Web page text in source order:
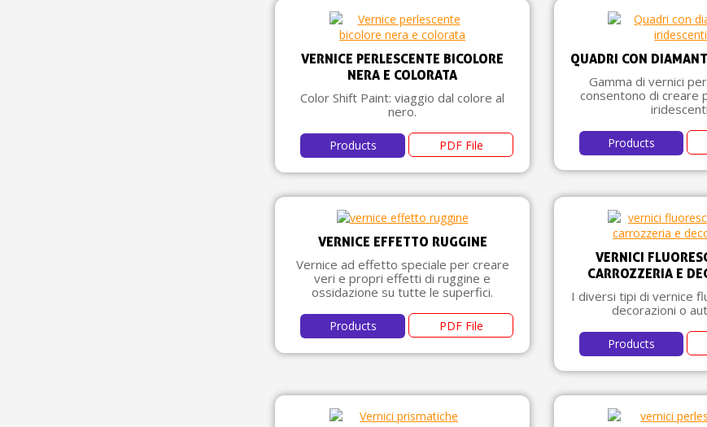
VERNICE PERLESCENTE BICOLORE
NERA E COLORATA
Color Shift Paint: viaggio dal colore al
nero.
Products PDF File
QUADRI CON
Gamma di vernici
consentono di creare
Products
VERNICE EFFETTO RUGGINE
Vernice ad effetto speciale per creare
veri e propri effetti di ruggine e
ossidazione su tutte le superfici.
Products PDF File
VERNICI
CARROZZERIA E
I diversi tipi di vernice
decorazioni o
Products